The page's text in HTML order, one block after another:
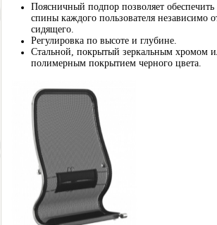
Поясничный подпор позволяет
спины каждого пользователя независимо
сидящего.
Регулировка по высоте и глубине.
Стальной, покрытый зеркальным хромом
полимерным покрытием черного цвета.